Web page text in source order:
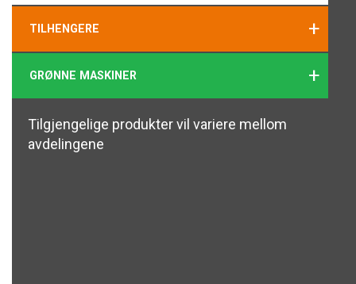
TILHENGERE +
GRØNNE MASKINER +
Tilgjengelige produkter vil variere mellom
avdelingene